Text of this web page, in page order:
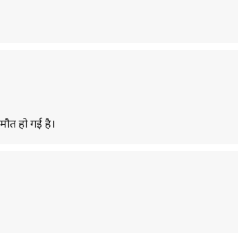
हो गई है।